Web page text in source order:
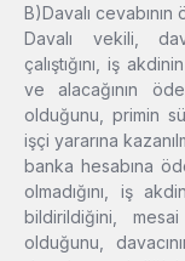
B)Davalı cevabının
Davalı vekili,
çalıştığını, iş
ve alacağının
olduğunu, primin
işçi yararına
banka hesabına
olmadığını, iş
bildirildiğini,
olduğunu,